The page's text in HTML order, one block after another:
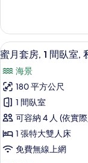
海
濱
的
所
有
相
片
套
房,
1
臥
室,
海
濱
的
詳
情
顯
示
蜜
月
套
房,
1
間
5
蜜月套房, 1 間臥室,
海景
180 平方公尺
1 間臥室
可容納 4 人 (依實
1 張特大雙人床
免費無線上網